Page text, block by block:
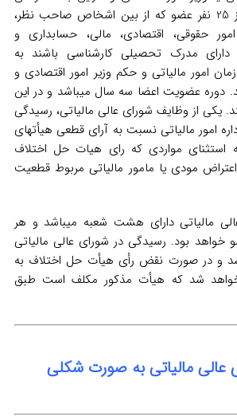
آید. این شورا مرکب از 25 نفر عضو که از بین اشخاص صاحب نظر،
حقوقی، اقتصادی، مالی، حسابداری و
مدرک تحصیلی کارشناسی باشند به
امور مالیاتی و حکم وزیر امور اقتصادی و
دوره عضویت اعضا سه سال میباشد و در این
یکی از وظایف شورای عالی مالیاتی، رسیدگی
امور مالیاتی نسبت به آرای قطعی هیأتهای
استثنای مواردی که رای هیات حل اختلاف
مودی یا مامور مالیاتی مربوط قطعیت
مالیاتی دارای هشت شعبه میباشد و هر
بود. رسیدگی در شورای عالی مالیاتی
و در صورت نقض رأی هیأت حل اختلاف به
شد که هیأت مذکور مکلف است طبق
عالی مالیاتی به صورت شکلی